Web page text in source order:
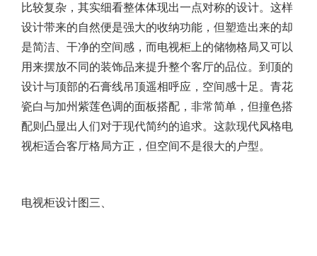
比较复杂，其实细看整体体现出一点对称的设计。这样
设计带来的自然便是强大的收纳功能，但塑造出来的却
是简洁、干净的空间感，而电视柜上的储物格局又可以
用来摆放不同的装饰品来提升整个客厅的品位。到顶的
设计与顶部的石膏线吊顶遥相呼应，空间感十足。青花
瓷白与加州紫莲色调的面板搭配，非常简单，但撞色搭
配则凸显出人们对于现代简约的追求。这款现代风格电
视柜适合客厅格局方正，但空间不是很大的户型。
电视柜设计图三、